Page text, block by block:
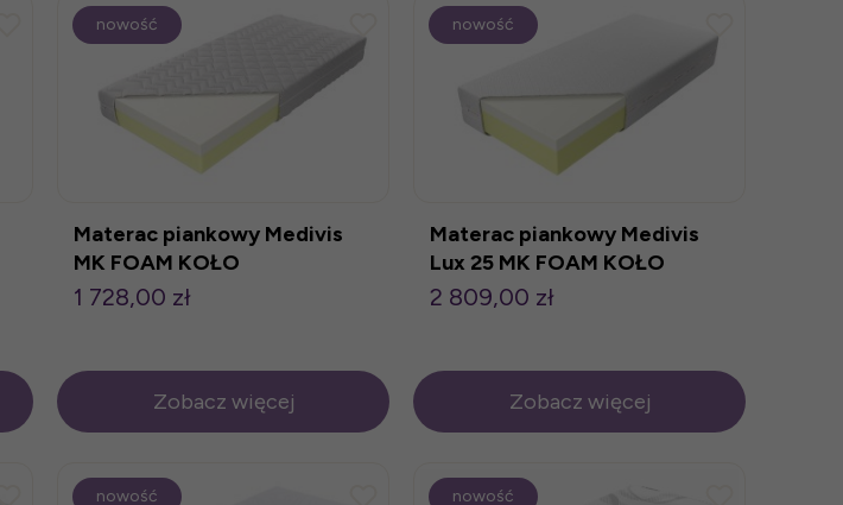
Materac piankowy Medivis
MK FOAM KOŁO
1 728,00 zł
Zobacz więcej
nowość
Materac piankowy Medivis
Lux 25 MK FOAM KOŁO
2 809,00 zł
Zobacz więcej
nowość
nowość nowość